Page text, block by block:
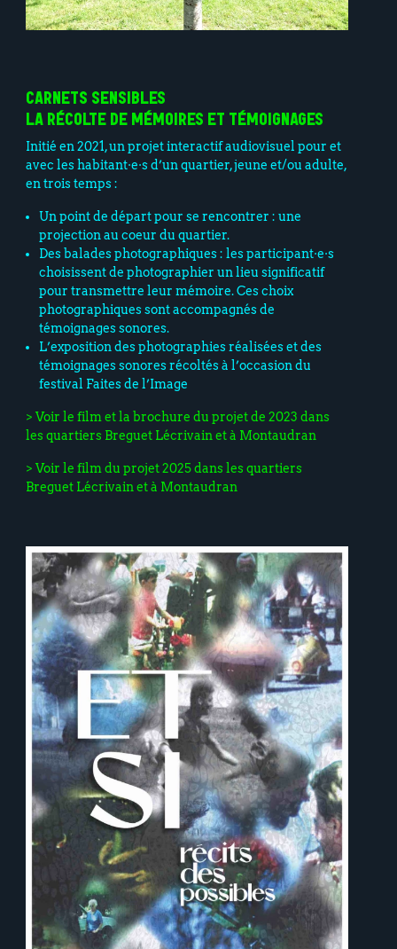
CARNETS SENSIBLES
LA RÉCOLTE DE MÉMOIRES ET TÉMOIGNAGES
Initié en 2021, un projet interactif audiovisuel pour et
avec les habitant·e·s d’un quartier, jeune et/ou adulte,
en trois temps :
Un point de départ pour se rencontrer : une
projection au coeur du quartier.
Des balades photographiques : les participant·e·s
choisissent de photographier un lieu significatif
pour transmettre leur mémoire. Ces choix
photographiques sont accompagnés de
témoignages sonores.
L’exposition des photographies réalisées et des
témoignages sonores récoltés à l’occasion du
festival Faites de l’Image
> Voir le film et la brochure du projet de 2023 dans
les quartiers Breguet Lécrivain et à Montaudran
> Voir le film du projet 2025 dans les quartiers
Breguet Lécrivain et à Montaudran